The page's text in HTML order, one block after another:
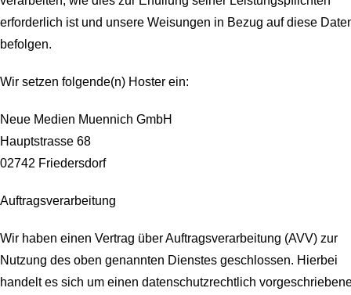
erforderlich ist und unsere Weisungen in Bezug auf diese
befolgen.
Wir setzen folgende(n) Hoster ein:
Neue Medien Muennich GmbH
Hauptstrasse 68
02742 Friedersdorf
Auftragsverarbeitung
Wir haben einen Vertrag über Auftragsverarbeitung (AVV) zur
Nutzung des oben genannten Dienstes geschlossen. Hierbei
handelt es sich um einen datenschutzrechtlich